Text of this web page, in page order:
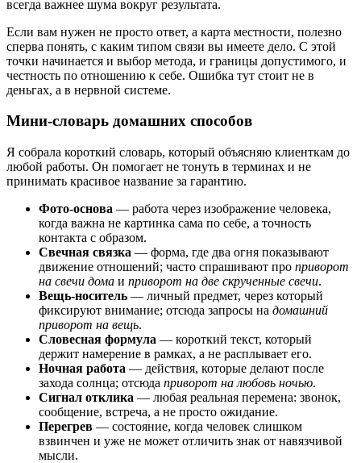
всегда важнее шума вокруг результата.
Если вам нужен не просто ответ, а карта местности, полезно
сперва понять, с каким типом связи вы имеете дело. С этой
точки начинается и выбор метода, и границы допустимого, и
честность по отношению к себе. Ошибка тут стоит не в
деньгах, а в нервной системе.
Мини-словарь домашних способов
Я собрала короткий словарь, который объясняю клиенткам до
любой работы. Он помогает не тонуть в терминах и не
принимать красивое название за гарантию.
Фото-основа — работа через изображение человека,
когда важна не картинка сама по себе, а точность
контакта с образом.
Свечная связка — форма, где два огня показывают
движение отношений; часто спрашивают про приворот
на свечи дома и приворот на две скрученные свечи.
Вещь-носитель — личный предмет, через который
фиксируют внимание; отсюда запросы на домашний
приворот на вещь.
Словесная формула — короткий текст, который
держит намерение в рамках, а не расплывает его.
Ночная работа — действия, которые делают после
захода солнца; отсюда приворот на любовь ночью.
Сигнал отклика — любая реальная перемена: звонок,
сообщение, встреча, а не просто ожидание.
Перегрев — состояние, когда человек слишком
взвинчен и уже не может отличить знак от навязчивой
мысли.